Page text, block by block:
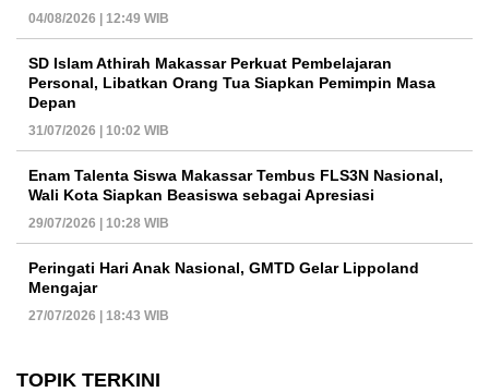
04/08/2026 | 12:49 WIB
SD Islam Athirah Makassar Perkuat Pembelajaran
Personal, Libatkan Orang Tua Siapkan Pemimpin Masa
Depan
31/07/2026 | 10:02 WIB
Enam Talenta Siswa Makassar Tembus FLS3N Nasional,
Wali Kota Siapkan Beasiswa sebagai Apresiasi
29/07/2026 | 10:28 WIB
Peringati Hari Anak Nasional, GMTD Gelar Lippoland
Mengajar
27/07/2026 | 18:43 WIB
TOPIK TERKINI